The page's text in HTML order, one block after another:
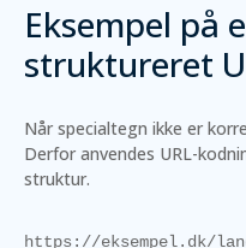
Eksempel på
struktureret
Når specialtegn ikke er
Derfor anvendes URL-
struktur.
https://eksempel.dk/